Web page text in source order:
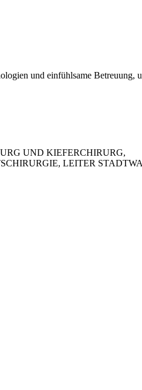
und einfühlsame Betreuung,
UND KIEFERCHIRURG,
LEITER